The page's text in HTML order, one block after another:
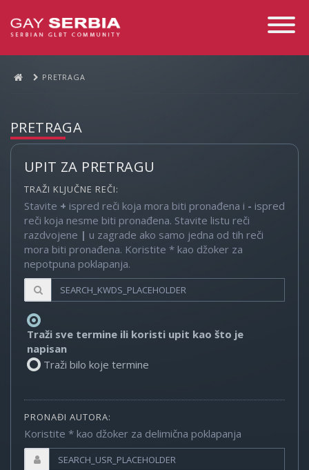
Toggle
PRETRAGA
PRETRAGA
UPIT ZA PRETRAGU
TRAŽI KLJUČNE REČI:
Stavite + ispred reči koja mora biti pronađena i - ispred
reči koja nesme biti pronađena. Stavite listu reči
razdvojene | u zagrade ako samo jedna od tih reči
mora biti pronađena. Koristite * kao džoker za
nepotpuna poklapanja.
Traži sve termine ili koristi upit kao što je
napisan
Traži bilo koje termine
PRONAĐI AUTORA:
Koristite * kao džoker za delimična poklapanja